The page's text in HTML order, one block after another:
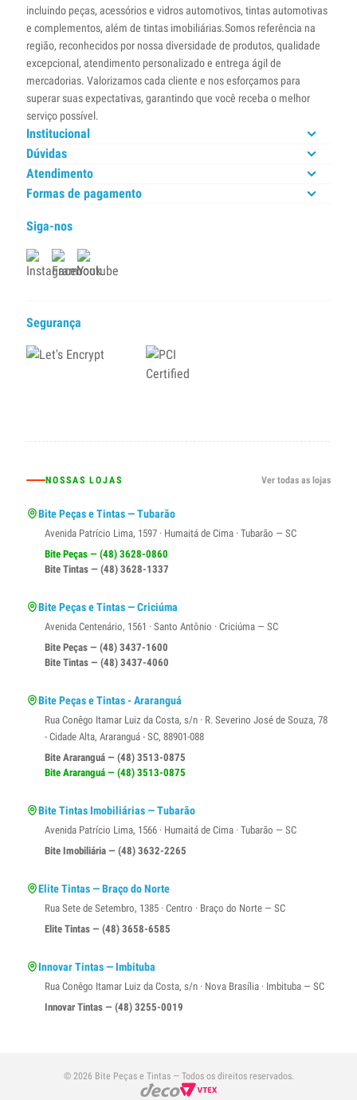
incluindo peças, acessórios e vidros automotivos, tintas automotivas
e complementos, além de tintas imobiliárias.Somos referência na
região, reconhecidos por nossa diversidade de produtos, qualidade
excepcional, atendimento personalizado e entrega ágil de
mercadorias. Valorizamos cada cliente e nos esforçamos para
superar suas expectativas, garantindo que você receba o melhor
serviço possível.
Institucional
Dúvidas
Atendimento
Formas de pagamento
Siga-nos
Segurança
NOSSAS LOJAS Ver todas as lojas
Bite Peças e Tintas — Tubarão
Avenida Patrício Lima, 1597 · Humaitá de Cima · Tubarão — SC
Bite Peças — (48) 3628-0860
Bite Tintas — (48) 3628-1337
Bite Peças e Tintas — Criciúma
Avenida Centenário, 1561 · Santo Antônio · Criciúma — SC
Bite Peças — (48) 3437-1600
Bite Tintas — (48) 3437-4060
Bite Peças e Tintas - Araranguá
Rua Conêgo Itamar Luiz da Costa, s/n · R. Severino José de Souza, 78
- Cidade Alta, Araranguá - SC, 88901-088
Bite Araranguá — (48) 3513-0875
Bite Araranguá — (48) 3513-0875
Bite Tintas Imobiliárias — Tubarão
Avenida Patrício Lima, 1566 · Humaitá de Cima · Tubarão — SC
Bite Imobiliária — (48) 3632-2265
Elite Tintas — Braço do Norte
Rua Sete de Setembro, 1385 · Centro · Braço do Norte — SC
Elite Tintas — (48) 3658-6585
Innovar Tintas — Imbituba
Rua Conêgo Itamar Luiz da Costa, s/n · Nova Brasília · Imbituba — SC
Innovar Tintas — (48) 3255-0019
© 2026 Bite Peças e Tintas — Todos os direitos reservados.